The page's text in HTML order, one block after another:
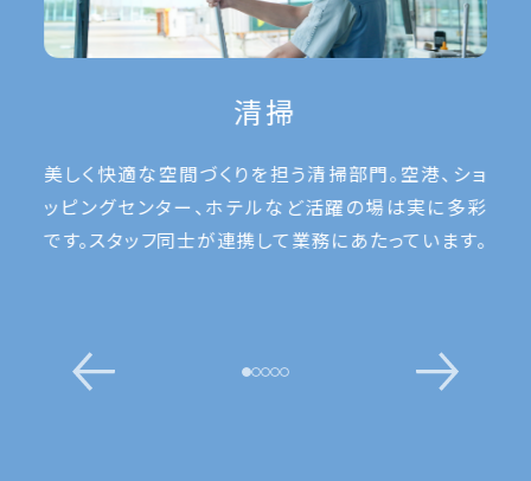
清掃
美しく快適な空間づくりを担う清掃部門。空港、ショ
ッピングセンター、ホテルなど活躍の場は実に多彩
です。スタッフ同士が連携して業務にあたっています。